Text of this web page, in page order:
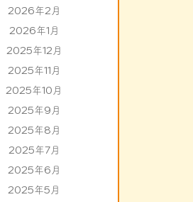
2026年2月
2026年1月
2025年12月
2025年11月
2025年10月
2025年9月
2025年8月
2025年7月
2025年6月
2025年5月